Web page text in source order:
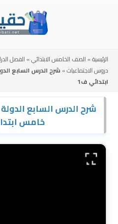
الرئيسية» الصف الخامس الابتدائي» الفصل
دروس الاجتماعيات» شرح الدرس السابع
ابتدائي ف1
شرح الدرس السابع
خامس